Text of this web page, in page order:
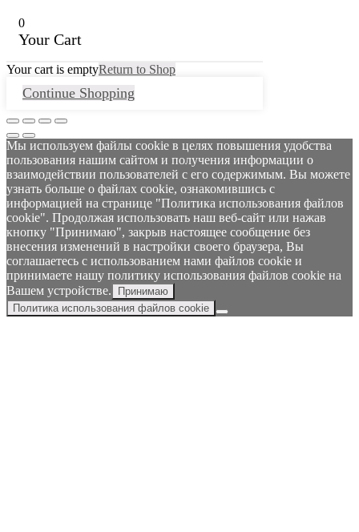
0
Your Cart
Your cart is emptyReturn to Shop
Continue Shopping
Мы используем файлы cookie в целях повышения удобства
пользования нашим сайтом и получения информации о
взаимодействии пользователей с его содержимым. Вы можете
узнать больше о файлах cookie, ознакомившись с
информацией на странице "Политика использования файлов
cookie". Продолжая использовать наш веб-сайт или нажав
кнопку "Принимаю", закрыв настоящее сообщение без
внесения изменений в настройки своего браузера, Вы
соглашаетесь с использованием нами файлов cookie и
принимаете нашу политику использования файлов cookie на
Вашем устройстве.
Принимаю
Политика использования файлов cookie